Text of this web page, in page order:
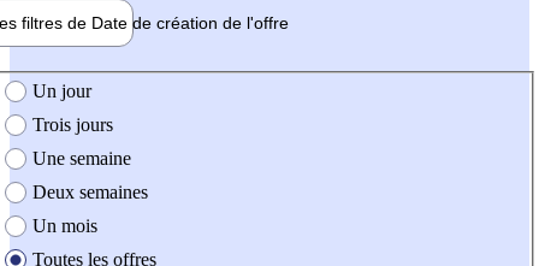
filtres de Date de création de l'offre
création de l'offre
Un jour
Trois jours
Une semaine
Deux semaines
Un mois
Toutes les offres